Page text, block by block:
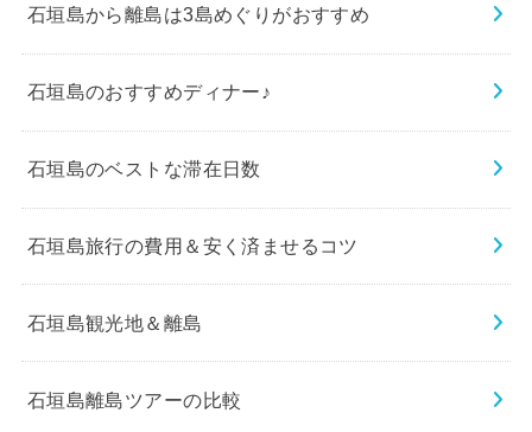
石垣島から離島は3島めぐりがおすすめ
石垣島のおすすめディナー♪
石垣島のベストな滞在日数
石垣島旅行の費用＆安く済ませるコツ
石垣島観光地＆離島
石垣島離島ツアーの比較